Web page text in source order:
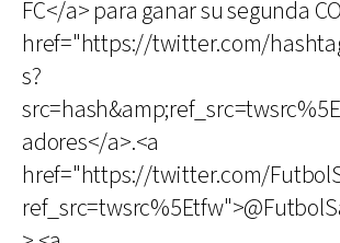
FC</a> para ganar su segunda
href="https://twitter.com/
s?
adores</a>.<a
href="https://twitter.com/